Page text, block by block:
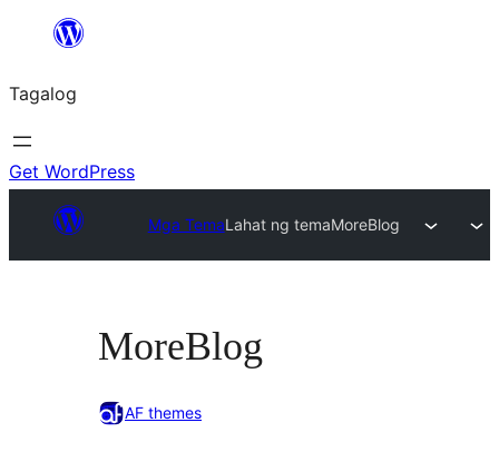
Lumaktaw
sa
content
Tagalog
Get WordPress
Mga TemaLahat ng temaMoreBlog
MoreBlog
AF themes